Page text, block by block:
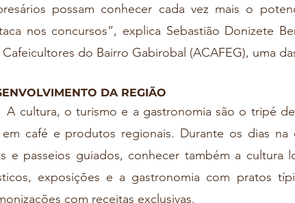
possam conhecer cada vez mais o
nos concursos”, explica Sebastião Donizete
do Bairro Gabirobal (ACAFEG), uma
DA REGIÃO
quando se
em café e produtos regionais. Durante os dias na
e passeios guiados, conhecer também a cultura
exposições e a gastronomia com pratos
com receitas exclusivas.